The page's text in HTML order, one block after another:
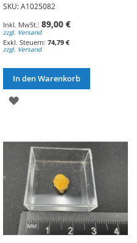
SKU: A1025082
89,00 €
zzgl. Versand
74,79 €
zzgl. Versand
In den Warenkorb
ZUR
HINZUFÜGEN